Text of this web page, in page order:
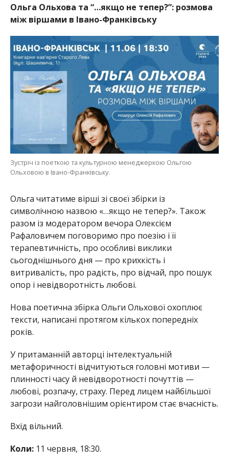
Ольга Ольхова та “…якщо не тепер?”: розмова
між віршами в Івано-Франківську
Зустріч із поеткою та культурною менеджеркою Ольгою
Ольховою в Івано-Франківську.
Ольга читатиме вірші зі своєї збірки із
символічною назвою «…якщо не тепер?». Також
разом із модератором вечора Олексієм
Рафаловичем поговоримо про поезію і її
терапевтичність, про особливі виклики
сьогоднішнього дня — про крихкість і
витривалість, про радість, про відчай, про пошук
опор і невідворотність любові.
Нова поетична збірка Ольги Ольхової охоплює
тексти, написані протягом кількох попередніх
років.
У притаманній авторці інтелектуальній
метафоричності відчитуються головні мотиви —
плинності часу й невідворотності почуттів —
любові, розпачу, страху. Перед лицем найбільшої
загрози найголовнішим орієнтиром стає вчасність.
Вхід вільний.
Коли:11 червня, 18:30.